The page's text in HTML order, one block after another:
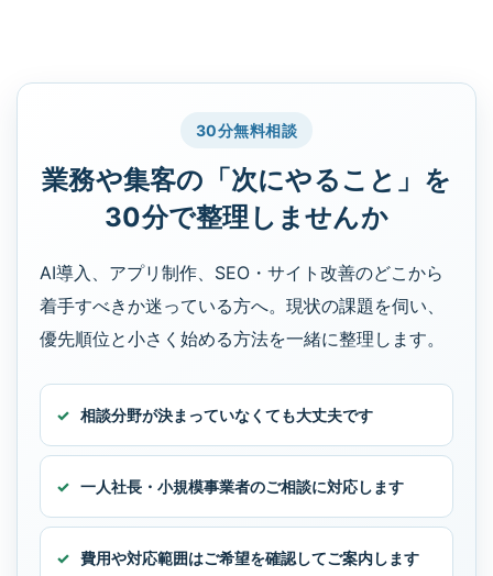
30分無料相談
業務や集客の「次にやること」を
30分で整理しませんか
AI導入、アプリ制作、SEO・サイト改善のどこから
着手すべきか迷っている方へ。現状の課題を伺い、
優先順位と小さく始める方法を一緒に整理します。
相談分野が決まっていなくても大丈夫です
一人社長・小規模事業者のご相談に対応します
費用や対応範囲はご希望を確認してご案内します